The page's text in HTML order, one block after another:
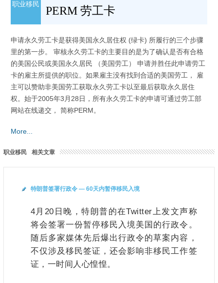
职业移民
PERM 劳工卡
申请永久劳工卡是获得美国永久居住权 (绿卡) 所履行的三个步骤
里的第一步。 审核永久劳工卡的主要目的是为了确认是否有合格
的美国公民或美国永久居民 （美国劳工） 申请并胜任此申请劳工
卡的雇主所提供的职位。如果雇主没有找到合适的美国劳工， 雇
主可以赞助非美国劳工获取永久劳工卡以至最后获取永久居住
权。始于2005年3月28日，所有永久劳工卡的申请可通过劳工部
网站在线递交， 简称PERM。
More...
职业移民 相关文章
特朗普签署行政令 — 60天内暂停移民入境
4月20日晚，特朗普的在Twitter上发文声称
将会签署一份暂停移民入境美国的行政令。
随后多家媒体先后爆出行政令的草案内容，
不仅涉及移民签证，还会影响非移民工作签
证，一时间人心惶惶。